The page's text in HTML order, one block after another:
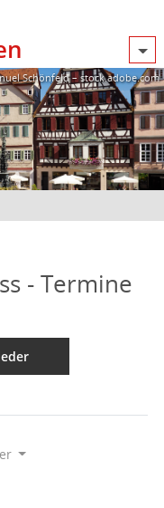
Schönfeld – stock.adobe.com
- Termine